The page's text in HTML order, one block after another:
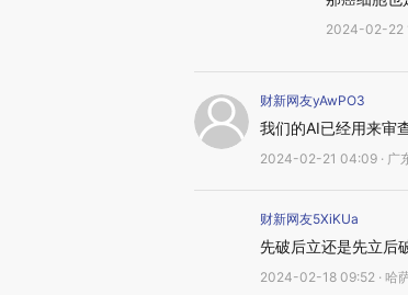
2024-02-22
财新网友yAwPO3
我们的AI已经用来审
2024-02-21 04:09 · 广
财新网友5XiKUa
先破后立还是先立后
2024-02-18 09:52 · 哈